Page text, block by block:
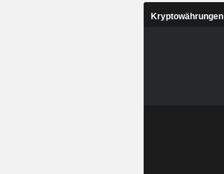
Kryptowährungen